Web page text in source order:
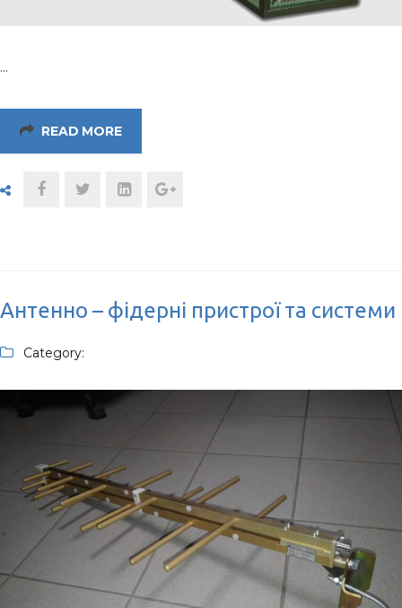
…
READ MORE
Антенно – фідерні пристрої та системи
Category: